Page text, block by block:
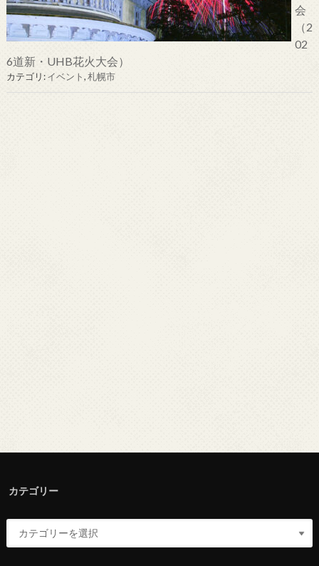
会
（2
02
6道新・UHB花火大会）
カテゴリ:イベント,札幌市
カテゴリー